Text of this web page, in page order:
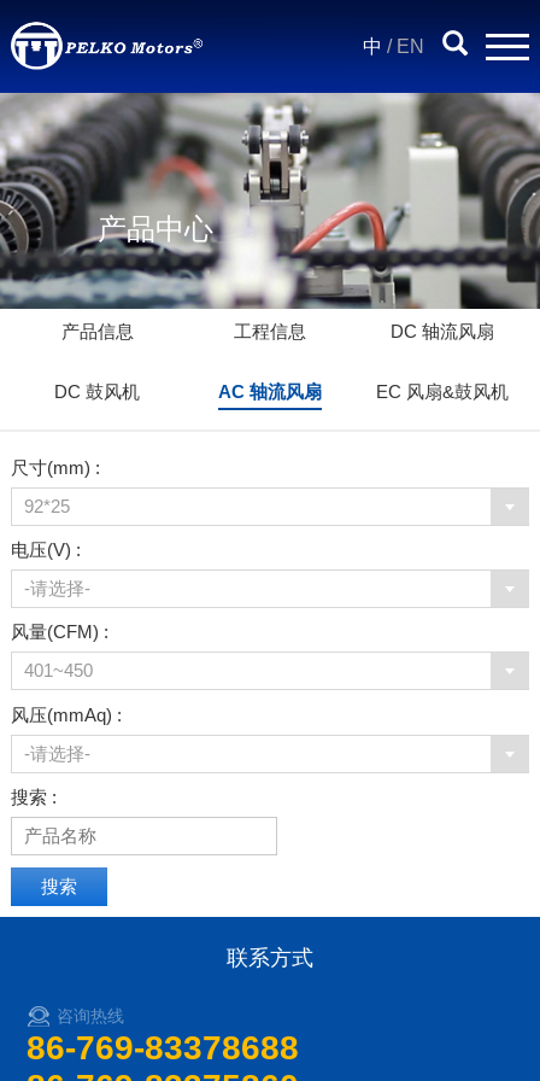
中 / EN
产品中心
产品信息 工程信息 DC 轴流风扇
DC 鼓风机 AC 轴流风扇 EC 风扇&鼓风机
尺寸(mm) :
92*25
电压(V) :
-请选择-
风量(CFM) :
401~450
风压(mmAq) :
-请选择-
搜索 :
联系方式
咨询热线
86-769-83378688